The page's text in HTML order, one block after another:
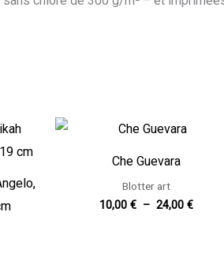
Che Guevara
Blotter art
10,00€ – 24,00€